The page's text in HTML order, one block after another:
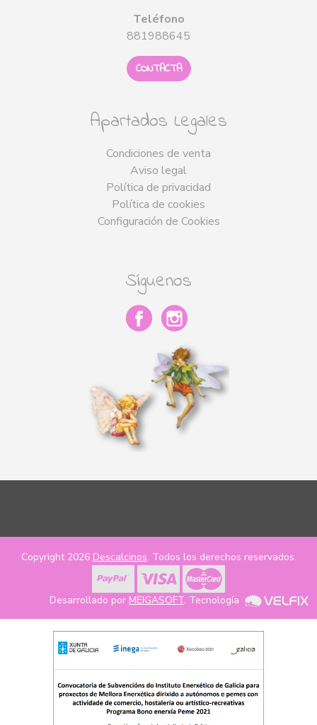
Teléfono
881988645
CONTACTA
Apartados Legales
Condiciones de venta
Aviso legal
Política de privacidad
Política de cookies
Configuración de Cookies
Síguenos
Copyright 2026 Descalcinos. Todos los derechos reservados.
Desarrollado por MEIGASOFT. Tecnología